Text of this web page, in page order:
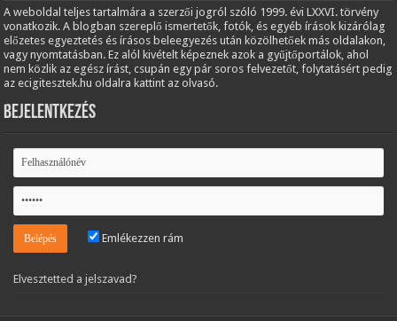
A weboldal teljes tartalmára a szerzői jogról szóló 1999. évi LXXVI. törvény
vonatkozik. A blogban szereplő ismertetők, fotók, és egyéb írások kizárólag
előzetes egyeztetés és írásos beleegyezés után közölhetőek más oldalakon,
vagy nyomtatásban. Ez alól kivételt képeznek azok a gyűjtőportálok, ahol
nem közlik az egész írást, csupán egy pár soros felvezetőt, folytatásért pedig
az ecigitesztek.hu oldalra kattint az olvasó.
Bejelentkezés
Emlékezzen rám
Elvesztetted a jelszavad?